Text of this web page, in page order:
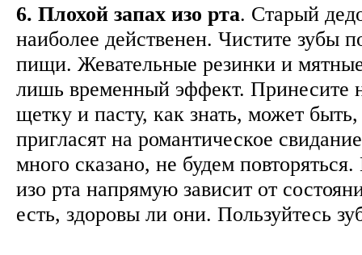
6. Плохой запах изо рта. Старый
наиболее действенен. Чистите зубы
пищи. Жевательные резинки и
лишь временный эффект. Принесите
щетку и пасту, как знать, может
пригласят на романтическое
много сказано, не будем
изо рта напрямую зависит от
есть, здоровы ли они. Пользуйтесь